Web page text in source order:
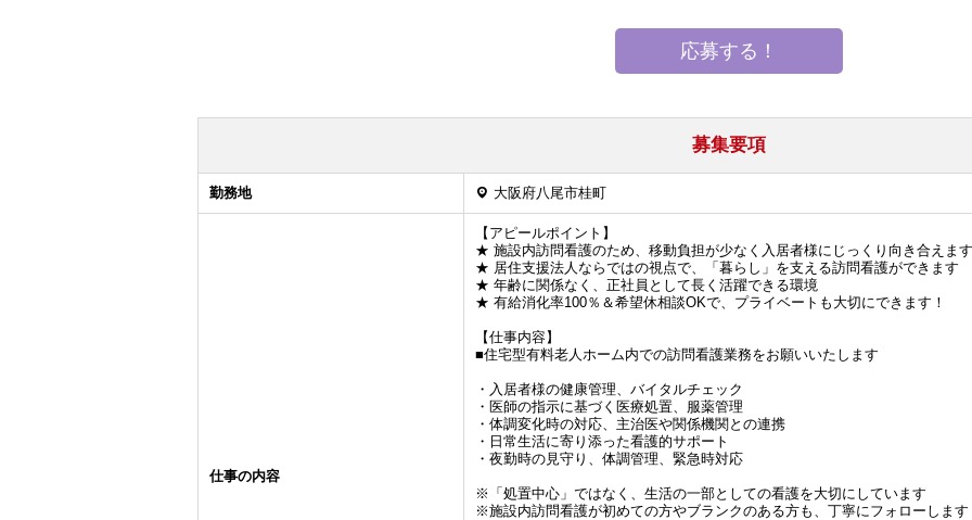
応募する！
募集要項
勤務地 大阪府八尾市桂町
仕事の内容
【アピールポイント】
★ 施設内訪問看護のため、移動負担が少なく入居者様にじっくり向き合えます
★ 居住支援法人ならではの視点で、「暮らし」を支える訪問看護ができます
★ 年齢に関係なく、正社員として長く活躍できる環境
★ 有給消化率100％＆希望休相談OKで、プライベートも大切にできます！
【仕事内容】
■住宅型有料老人ホーム内での訪問看護業務をお願いいたします
・入居者様の健康管理、バイタルチェック
・医師の指示に基づく医療処置、服薬管理
・体調変化時の対応、主治医や関係機関との連携
・日常生活に寄り添った看護的サポート
・夜勤時の見守り、体調管理、緊急時対応
※「処置中心」ではなく、生活の一部としての看護を大切にしています
※施設内訪問看護が初めての方やブランクのある方も、丁寧にフォローします